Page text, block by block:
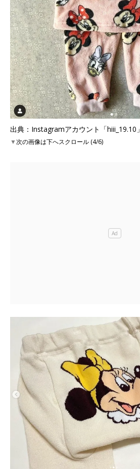
出典：Instagramアカウント「hiii_19.10」
▼次の画像は下へスクロール (4/6)